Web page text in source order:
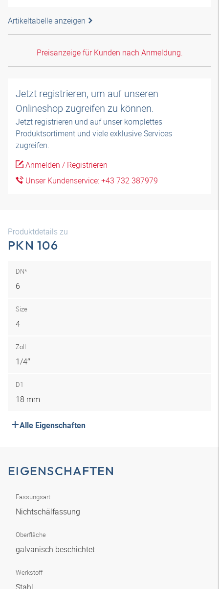
Artikeltabelle anzeigen
Preisanzeige für Kunden nach Anmeldung.
Jetzt registrieren, um auf unseren
Onlineshop zugreifen zu können.
Jetzt registrieren und auf unser komplettes
Produktsortiment und viele exklusive Services
zugreifen.
Anmelden / Registrieren
Unser Kundenservice: +43 732 387979
Produktdetails zu
PKN 106
DN*
6
Size
4
Zoll
1/4″
D1
18 mm
Alle Eigenschaften
EIGENSCHAFTEN
Fassungsart
Nichtschälfassung
Oberfläche
galvanisch beschichtet
Werkstoff